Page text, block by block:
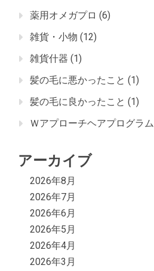
薬用オメガプロ (6)
雑貨・小物 (12)
雑貨什器 (1)
髪の毛に悪かったこと (1)
髪の毛に良かったこと (1)
Ｗアプローチヘアプログラム
アーカイブ
2026年8月
2026年7月
2026年6月
2026年5月
2026年4月
2026年3月